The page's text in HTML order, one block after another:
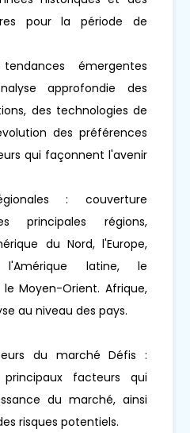
pour la période de
émergentes
approfondie des
des technologies de
des préférences
qui façonnent l'avenir
: couverture
principales régions,
du Nord, l'Europe,
l'Amérique latine, le
Moyen-Orient. Afrique,
au niveau des pays.
du marché Défis :
facteurs qui
du marché, ainsi
risques potentiels.